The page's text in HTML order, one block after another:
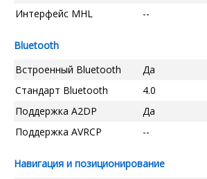
Интерфейс MHL --
Bluetooth
Встроенный Bluetooth
Да
Стандарт Bluetooth
4.0
Поддержка A2DP
Да
Поддержка AVRCP
--
Навигация и позиционирование